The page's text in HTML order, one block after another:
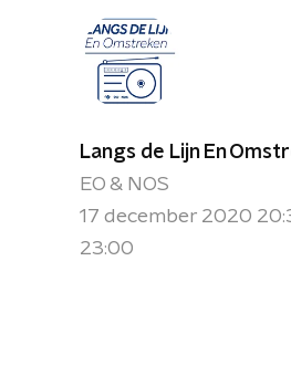
Langs de Lijn En
EO & NOS
17 december 2020
23:00